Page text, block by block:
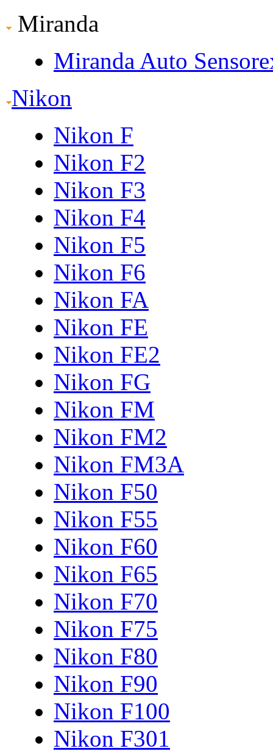
Miranda
Miranda Auto
Nikon
Nikon F
Nikon F2
Nikon F3
Nikon F4
Nikon F5
Nikon F6
Nikon FA
Nikon FE
Nikon FE2
Nikon FG
Nikon FM
Nikon FM2
Nikon FM3A
Nikon F50
Nikon F55
Nikon F60
Nikon F65
Nikon F70
Nikon F75
Nikon F80
Nikon F90
Nikon F100
Nikon F301